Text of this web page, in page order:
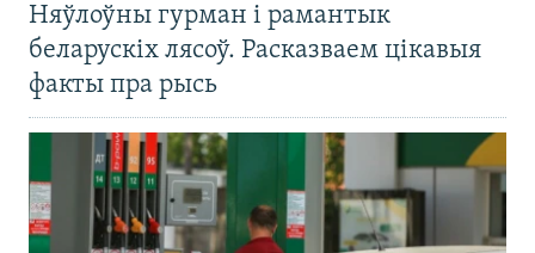
Няўлоўны гурман і рамантык
беларускіх лясоў. Расказваем цікавыя
факты пра рысь